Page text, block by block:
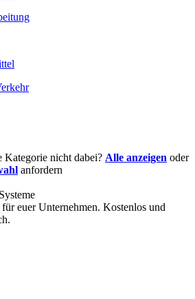
Kategorie nicht dabei? Alle anzeigen oder
anfordern
euer Unternehmen. Kostenlos und